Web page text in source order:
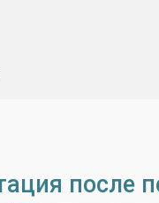
после